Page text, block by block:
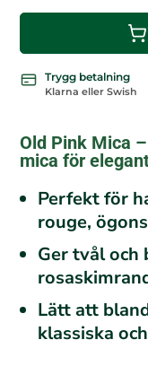
Trygg betalning
Klarna eller Swish
Old Pink Mica
mica för
Perfekt för
rouge,
Ger tvål och
Lätt att
klassiska